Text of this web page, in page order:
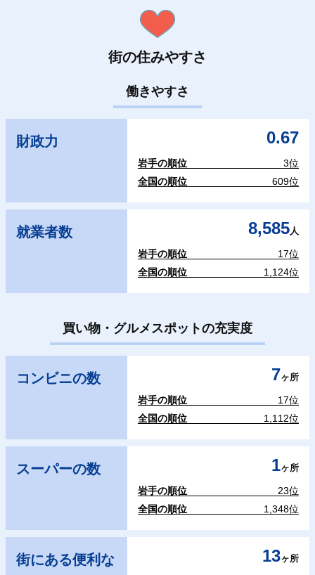
街の住みやすさ
働きやすさ
財政力 0.67
岩手の順位
3位
全国の順位
609位
就業者数 8,585人
岩手の順位
17位
全国の順位
1,124位
買い物・グルメスポットの充実度
コンビニの数 7ヶ所
岩手の順位
17位
全国の順位
1,112位
スーパーの数 1ヶ所
岩手の順位
23位
全国の順位
1,348位
街にある便利な
13ヶ所